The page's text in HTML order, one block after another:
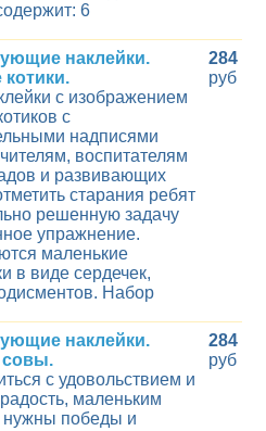
6
наклейки.
с изображением
с
надписями
воспитателям
и развивающих
старания ребят
решенную задачу
упражнение.
маленькие
в виде сердечек,
Набор
284
руб
наклейки.
совы.
с удовольствием и
маленьким
нужны победы и
284
руб